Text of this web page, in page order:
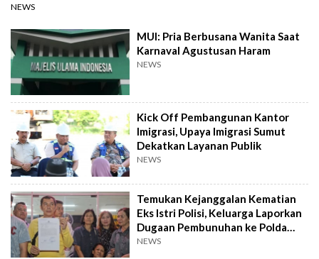
NEWS
MUI: Pria Berbusana Wanita Saat
Karnaval Agustusan Haram
NEWS
Kick Off Pembangunan Kantor
Imigrasi, Upaya Imigrasi Sumut
Dekatkan Layanan Publik
NEWS
Temukan Kejanggalan Kematian
Eks Istri Polisi, Keluarga Laporkan
Dugaan Pembunuhan ke Polda
Sumut
NEWS